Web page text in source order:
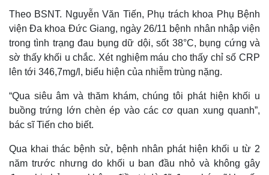
Theo BSNT. Nguyễn Văn Tiến, Phụ trách khoa Phụ Bệnh
viện Đa khoa Đức Giang, ngày 26/11 bệnh nhân nhập viện
trong tình trạng đau bụng dữ dội, sốt 38°C, bụng cứng và
sờ thấy khối u chắc. Xét nghiệm máu cho thấy chỉ số CRP
lên tới 346,7mg/l, biểu hiện của nhiễm trùng nặng.
“Qua siêu âm và thăm khám, chúng tôi phát hiện khối u
buồng trứng lớn chèn ép vào các cơ quan xung quanh”,
bác sĩ Tiến cho biết.
Qua khai thác bệnh sử, bệnh nhân phát hiện khối u từ 2
năm trước nhưng do khối u ban đầu nhỏ và không gây